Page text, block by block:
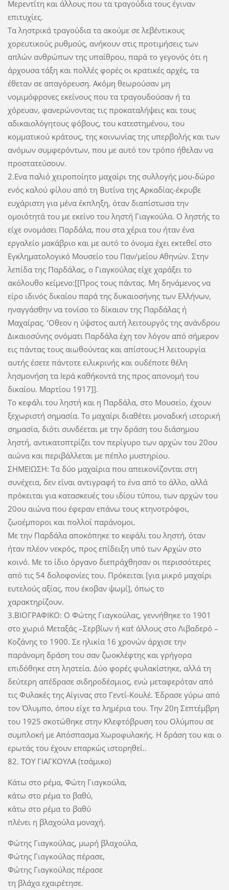
Μερεντίτη και άλλους που τα τραγούδια τους έγιναν
επιτυχίες.
Τα ληστρικά τραγούδια τα ακούμε σε λεβέντικους
χορευτικούς ρυθμούς, ανήκουν στις προτιμήσεις των
απλών ανθρώπων της υπαίθρου, παρά το γεγονός ότι η
άρχουσα τάξη και πολλές φορές οι κρατικές αρχές, τα
έθεταν σε απαγόρευση. Ακόμη θεωρούσαν μη
νομιμόφρονες εκείνους που τα τραγουδούσαν ή τα
χόρευαν, φανερώνοντας τις προκαταλήψεις και τους
αδικαιολόγητους φόβους, του κατεστημένου, του
κομματικού κράτους, της κοινωνίας της υπερβολής και των
ανόμων συμφερόντων, που με αυτό τον τρόπο ήθελαν να
προστατεύσουν.
2.Ενα παλιό χειροποίητο μαχαίρι της συλλογής μου-δώρο
ενός καλού φίλου από τη Βυτίνα της Αρκαδίας-έκρυβε
ευχάριστη για μένα έκπληξη, όταν διαπίστωσα την
ομοιότητά του με εκείνο του ληστή Γιαγκούλα. Ο ληστής το
είχε ονομάσει Παρδάλα, που στα χέρια του ήταν ένα
εργαλείο μακάβριο και με αυτό το όνομα έχει εκτεθεί στο
Εγκληματολογικό Μουσείο του Παν/μείου Αθηνών. Στην
λεπίδα της Παρδάλας, ο Γιαγκούλας είχε χαράξει το
ακόλουθο κείμενο:[[Προς τους πάντας. Μη δηνάμενος να
είρο ιδινός δικαίου παρά της δυκαιοσήνης των Ελλήνων,
ηναγγάσθην να τονίσο το δίκαιον της Παρδάλας ή
Μαχαίρας. ’Οθεον η ύψστος αυτή λειτουργός της ανάνδρου
Δικαιοσύνης ονόματι Παρδάλα έχη τον λόγον από σήμερον
εις πάντας τους αιωθούντας και απίστους.Η λειτουργία
αυτής έσετε πάντοτε ειλικρινής και ουδέποτε θέλη
λησμονήση τα Ιερά καθήκοντά της προς απονομή του
δικαίου. Μαρτίου 1917]].
Το κεφάλι του ληστή και η Παρδάλα, στο Μουσείο, έχουν
ξεχωριστή σημασία. Το μαχαίρι διαθέτει μοναδική ιστορική
σημασία, διότι συνδέεται με την δράση του διάσημου
ληστή, αντικατοπτρίζει τον περίγυρο των αρχών του 20ου
αιώνα και περιβάλλεται με πέπλο μυστηρίου.
ΣΗΜΕΙΩΣΗ: Τα δύο μαχαίρια που απεικονίζονται στη
συνέχεια, δεν είναι αντιγραφή το ένα από το άλλο, αλλά
πρόκειται για κατασκευές του ιδίου τύπου, των αρχών του
20ου αιώνα που έφεραν επάνω τους κτηνοτρόφοι,
ζωοέμποροι και πολλοί παράνομοι.
Με την Παρδάλα αποκόπηκε το κεφάλι του ληστή, όταν
ήταν πλέον νεκρός, προς επίδειξη υπό των Αρχών στο
κοινό. Με το ίδιο όργανο διεπράχθησαν οι περισσότερες
από τις 54 δολοφονίες του. Πρόκειται [για μικρό μαχαίρι
ευτελούς αξίας, που έκοβαν ψωμί], όπως το
χαρακτηρίζουν.
3.ΒΙΟΓΡΑΦΙΚΟ: Ο Φώτης Γιαγκούλας, γεννήθηκε το 1901
στο χωριό Μεταξάς –Σερβίων ή κατ΄ άλλους στο Λιβαδερό –
Κοζάνης το 1900. Σε ηλικία 16 χρονών άρχισε την
παράνομη δράση του σαν ζωοκλέφτης και γρήγορα
επιδόθηκε στη ληστεία. Δύο φορές φυλακίστηκε, αλλά τη
δεύτερη απέδρασε σιδηροδέσμιος, ενώ μεταφερόταν από
τις Φυλακές της Αίγινας στο Γεντί-Κουλέ. Έδρασε γύρω από
τον Όλυμπο, όπου είχε τα λημέρια του. Την 20η Σεπτέμβρη
του 1925 σκοτώθηκε στην Κλεφτόβρυση του Ολύμπου σε
συμπλοκή με Απόσπασμα Χωροφυλακής. Η δράση του και ο
ερωτάς του έχουν επαρκώς ιστορηθεί..
82. ΤΟΥ ΓΙΑΓΚΟΥΛΑ (τσάμικο)
Κάτω στο ρέμα, Φώτη Γιαγκούλα,
κάτω στο ρέμα το βαθύ,
κάτω στο ρέμα το βαθύ
πλένει η βλαχούλα μοναχή.
Φώτης Γιαγκούλας, μωρή βλαχούλα,
Φώτης Γιαγκούλας πέρασε,
Φώτης Γιαγκούλας πέρασε
τη βλάχα εχαιρέτησε.